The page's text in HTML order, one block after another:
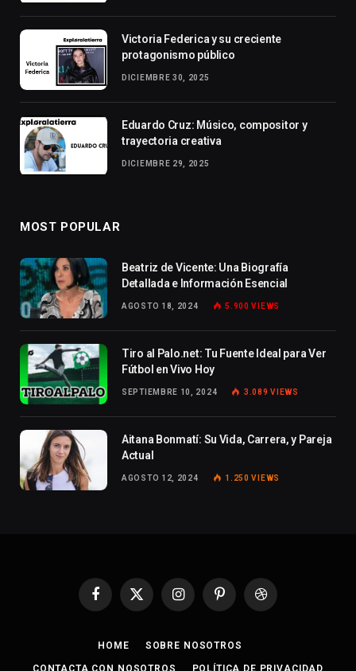
Victoria Federica y su creciente
protagonismo público
DICIEMBRE 30, 2025
Eduardo Cruz: Músico, compositor y
trayectoria creativa
DICIEMBRE 29, 2025
MOST POPULAR
Beatriz de Vicente: Una Biografía
Detallada e Información Esencial
AGOSTO 18, 2024 5.900VIEWS
Tiro al Palo.net: Tu Fuente Ideal para Ver
Fútbol en Vivo Hoy
SEPTIEMBRE 10, 2024 3.089VIEWS
Aitana Bonmatí: Su Vida, Carrera, y Pareja
Actual
AGOSTO 12, 2024 1.250VIEWS
Facebook
X
InstagramPinterestDribbble
HOME SOBRE NOSOTROS
CONTACTA CON NOSOTROS POLÍTICA DE PRIVACIDAD